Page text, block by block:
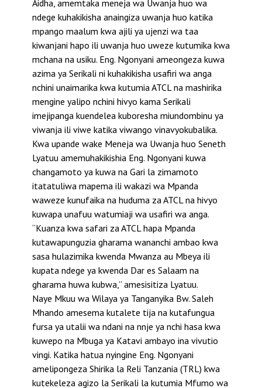
Aidha, amemtaka meneja wa Uwanja huo wa
ndege kuhakikisha anaingiza uwanja huo katika
mpango maalum kwa ajili ya ujenzi wa taa
kiwanjani hapo ili uwanja huo uweze kutumika kwa
mchana na usiku. Eng. Ngonyani ameongeza kuwa
azima ya Serikali ni kuhakikisha usafiri wa anga
nchini unaimarika kwa kutumia ATCL na mashirika
mengine yalipo nchini hivyo kama Serikali
imejipanga kuendelea kuboresha miundombinu ya
viwanja ili viwe katika viwango vinavyokubalika.
Kwa upande wake Meneja wa Uwanja huo Seneth
Lyatuu amemuhakikishia Eng. Ngonyani kuwa
changamoto ya kuwa na Gari la zimamoto
itatatuliwa mapema ili wakazi wa Mpanda
waweze kunufaika na huduma za ATCL na hivyo
kuwapa unafuu watumiaji wa usafiri wa anga.
“Kuanza kwa safari za ATCL hapa Mpanda
kutawapunguzia gharama wananchi ambao kwa
sasa hulazimika kwenda Mwanza au Mbeya ili
kupata ndege ya kwenda Dar es Salaam na
gharama huwa kubwa,” amesisitiza Lyatuu.
Naye Mkuu wa Wilaya ya Tanganyika Bw. Saleh
Mhando amesema kutalete tija na kutafungua
fursa ya utalii wa ndani na nnje ya nchi hasa kwa
kuwepo na Mbuga ya Katavi ambayo ina vivutio
vingi. Katika hatua nyingine Eng. Ngonyani
amelipongeza Shirika la Reli Tanzania (TRL) kwa
kutekeleza agizo la Serikali la kutumia Mfumo wa